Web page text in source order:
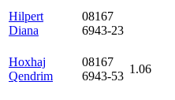
Hilpert
Diana
08167
6943-23
Hoxhaj
Qendrim
08167
6943-53
1.06